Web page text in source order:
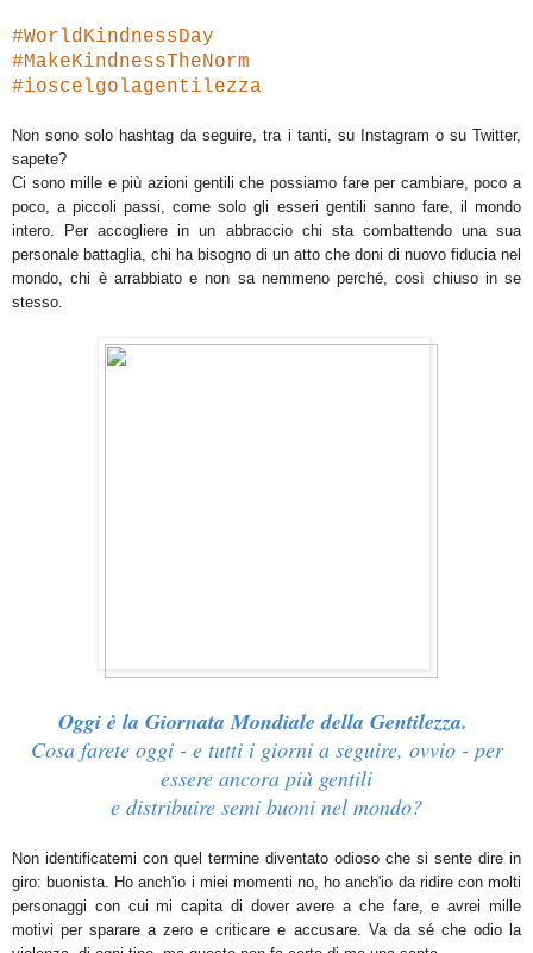
#WorldKindnessDay
#MakeKindnessTheNorm
#ioscelgolagentilezza
Non sono solo hashtag da seguire, tra i tanti, su Instagram o su Twitter,
sapete?
Ci sono mille e più azioni gentili che possiamo fare per cambiare, poco a
poco, a piccoli passi, come solo gli esseri gentili sanno fare, il mondo
intero. Per accogliere in un abbraccio chi sta combattendo una sua
personale battaglia, chi ha bisogno di un atto che doni di nuovo fiducia nel
mondo, chi è arrabbiato e non sa nemmeno perché, così chiuso in se
stesso.
Oggi è la Giornata Mondiale della Gentilezza.
Cosa farete oggi - e tutti i giorni a seguire, ovvio - per
essere ancora più gentili
e distribuire semi buoni nel mondo?
Non identificatemi con quel termine diventato odioso che si sente dire in
giro: buonista. Ho anch'io i miei momenti no, ho anch'io da ridire con molti
personaggi con cui mi capita di dover avere a che fare, e avrei mille
motivi per sparare a zero e criticare e accusare. Va da sé che odio la